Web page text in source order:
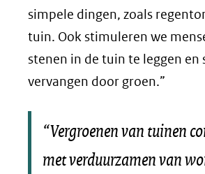
simpele dingen, zoals
tuin. Ook stimuleren we
stenen in de tuin te leggen en
vervangen door groen.”
“Vergroenen van tuinen
met verduurzamen van